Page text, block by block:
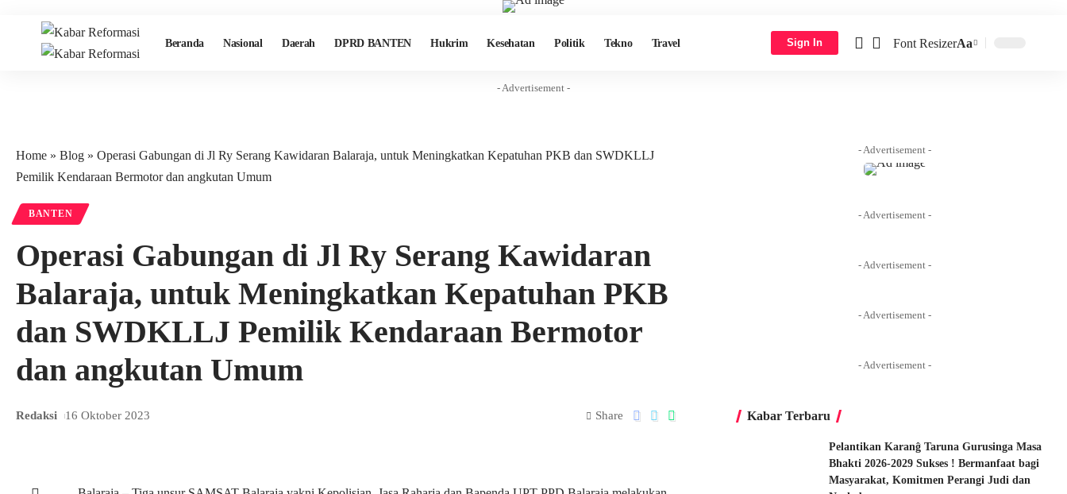
Beranda Nasional Daerah DPRD BANTEN Hukrim Kesehatan Politik Tekno Travel Sign In Font ResizerAa
- Advertisement -
Home » Blog » Operasi Gabungan di Jl Ry Serang Kawidaran Balaraja, untuk Meningkatkan Kepatuhan PKB dan SWDKLLJ
Pemilik Kendaraan Bermotor dan angkutan Umum
BANTEN
Operasi Gabungan di Jl Ry Serang Kawidaran
Balaraja, untuk Meningkatkan Kepatuhan PKB
dan SWDKLLJ Pemilik Kendaraan Bermotor
dan angkutan Umum
Redaksi 16 Oktober 2023 Share
- Advertisement -
- Advertisement -
- Advertisement -
- Advertisement -
- Advertisement -
Kabar Terbaru
Pelantikan Karanĝ Taruna Gurusinga Masa
Bhakti 2026-2029 Sukses ! Bermanfaat bagi
Masyarakat, Komitmen Perangi Judi dan